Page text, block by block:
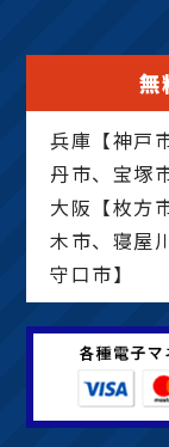
無
兵庫【神戸
丹市、宝塚
大阪【枚方
木市、寝屋
守口市】